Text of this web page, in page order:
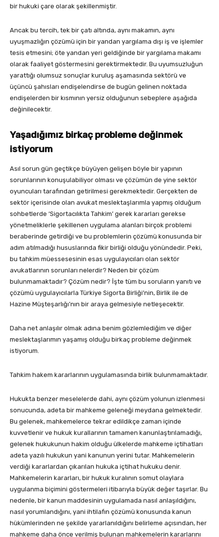
bir hukuki çare olarak şekillenmiştir.
Ancak bu tercih, tek bir çatı altında, aynı makamın, aynı
uyuşmazlığın çözümü için bir yandan yargılama dışı iş ve işlemler
tesis etmesini; öte yandan yeri geldiğinde bir yargılama makamı
olarak faaliyet göstermesini gerektirmektedir. Bu uyumsuzluğun
yarattığı olumsuz sonuçlar kuruluş aşamasında sektörü ve
üçüncü şahısları endişelendirse de bugün gelinen noktada
endişelerden bir kısmının yersiz olduğunun sebeplere aşağıda
değinilecektir.
Yaşadığımız birkaç probleme değinmek
istiyorum
Asıl sorun gün geçtikçe büyüyen gelişen böyle bir yapının
sorunlarının konuşulabiliyor olması ve çözümün de yine sektör
oyuncuları tarafından getirilmesi gerekmektedir. Gerçekten de
sektör içerisinde olan avukat meslektaşlarımla yapmış olduğum
sohbetlerde ‘Sigortacılıkta Tahkim’ gerek kararları gerekse
yönetmeliklerle şekillenen uygulama alanları birçok problemi
beraberinde getirdiği ve bu problemlerin çözümü konusunda bir
adım atılmadığı hususlarında fikir birliği olduğu yönündedir. Peki,
bu tahkim müessesesinin esas uygulayıcıları olan sektör
avukatlarının sorunları nelerdir? Neden bir çözüm
bulunmamaktadır? Çözüm nedir? İşte tüm bu soruların yanıtı ve
çözümü uygulayıcılarla Türkiye Sigorta Birliği’nin, Birlik ile de
Hazine Müşteşarlığı’nın bir araya gelmesiyle netleşecektir.
Daha net anlaşılır olmak adına benim gözlemlediğim ve diğer
meslektaşlarımın yaşamış olduğu birkaç probleme değinmek
istiyorum.
Tahkim hakem kararlarının uygulamasında birlik bulunmamaktadır.
Hukukta benzer meselelerde dahi, aynı çözüm yolunun izlenmesi
sonucunda, adeta bir mahkeme geleneği meydana gelmektedir.
Bu gelenek, mahkemelerce tekrar edildikçe zaman içinde
kuvvetlenir ve hukuk kurallarının tamamen kanunlaştırılamadığı,
gelenek hukukunun hakim olduğu ülkelerde mahkeme içtihatları
adeta yazılı hukukun yani kanunun yerini tutar. Mahkemelerin
verdiği kararlardan çıkarılan hukuka içtihat hukuku denir.
Mahkemelerin kararları, bir hukuk kuralının somut olaylara
uygulanma biçimini göstermeleri itibarıyla büyük değer taşırlar. Bu
nedenle, bir kanun maddesinin uygulamada nasıl anlaşıldığını,
nasıl yorumlandığını, yani ihtilafın çözümü konusunda kanun
hükümlerinden ne şekilde yararlanıldığını belirleme açısından, her
mahkeme daha önce verilmiş bulunan mahkemelerin kararlarını